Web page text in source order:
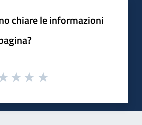
chiare le informazioni